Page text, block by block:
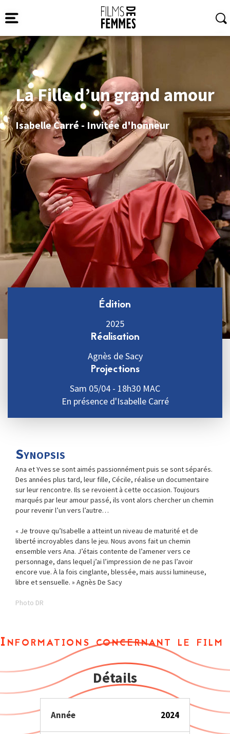
La Fille d’un grand amour
Isabelle Carré - Invitée d'honneur
Édition
2025
Réalisation
Agnès de Sacy
Projections
Sam 05/04 - 18h30 MAC
En présence d'Isabelle Carré
Synopsis
Ana et Yves se sont aimés passionnément puis se sont séparés.
Des années plus tard, leur fille, Cécile, réalise un documentaire
sur leur rencontre. Ils se revoient à cette occasion. Toujours
marqués par leur amour passé, ils vont alors chercher un chemin
pour revenir l’un vers l’autre…
« Je trouve qu’Isabelle a atteint un niveau de maturité et de
liberté incroyables dans le jeu. Nous avons fait un chemin
ensemble vers Ana. J’étais contente de l’amener vers ce
personnage, dans lequel j’ai l’impression de ne pas l’avoir
encore vue. À la fois cinglante, blessée, mais aussi lumineuse,
libre et sensuelle. » Agnès De Sacy
Photo DR
Informations concernant le film
Détails
Année 2024